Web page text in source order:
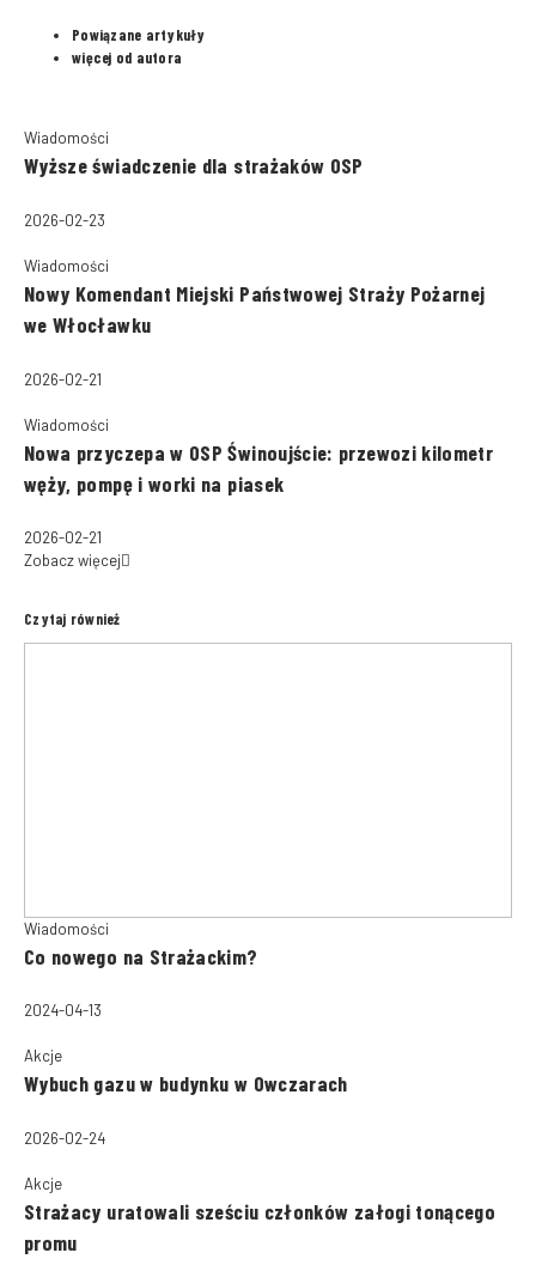
Powiązane artykuły
więcej od autora
Wiadomości
Wyższe świadczenie dla strażaków OSP
2026-02-23
Wiadomości
Nowy Komendant Miejski Państwowej Straży Pożarnej
we Włocławku
2026-02-21
Wiadomości
Nowa przyczepa w OSP Świnoujście: przewozi kilometr
węży, pompę i worki na piasek
2026-02-21
Zobacz więcej
Czytaj również
Wiadomości
Co nowego na Strażackim?
2024-04-13
Akcje
Wybuch gazu w budynku w Owczarach
2026-02-24
Akcje
Strażacy uratowali sześciu członków załogi tonącego
promu